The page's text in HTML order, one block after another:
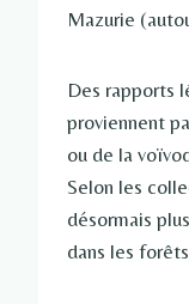
Mazurie
Des rapports
proviennent
ou de la
Selon les
désormais
dans les